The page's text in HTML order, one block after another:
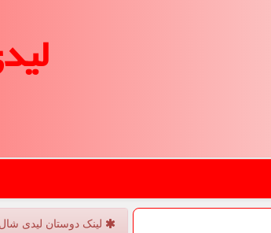
لینک دوستان لیدی شال